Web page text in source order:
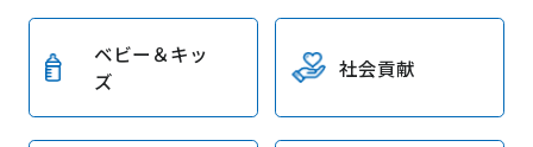
ベビー＆キッ
ズ
社会貢献